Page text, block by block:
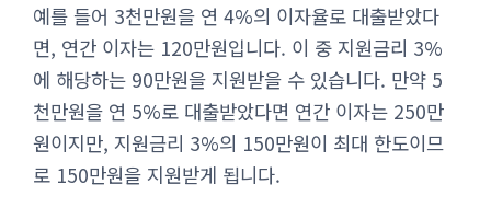
예를 들어 3천만원을 연 4%의 이자율로 대출받았다
면, 연간 이자는 120만원입니다. 이 중 지원금리 3%
에 해당하는 90만원을 지원받을 수 있습니다. 만약 5
천만원을 연 5%로 대출받았다면 연간 이자는 250만
원이지만, 지원금리 3%의 150만원이 최대 한도이므
로 150만원을 지원받게 됩니다.